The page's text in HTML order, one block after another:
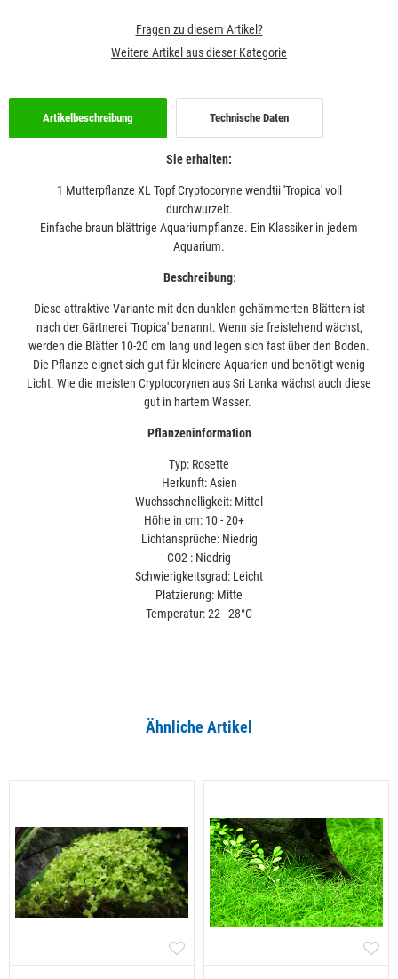
Fragen zu diesem Artikel?
Weitere Artikel aus dieser Kategorie
Artikelbeschreibung Technische Daten
Sie erhalten:
1 Mutterpflanze XL Topf Cryptocoryne wendtii 'Tropica' voll
durchwurzelt.
Einfache braun blättrige Aquariumpflanze. Ein Klassiker in jedem
Aquarium.
Beschreibung:
Diese attraktive Variante mit den dunklen gehämmerten Blättern ist
nach der Gärtnerei 'Tropica' benannt. Wenn sie freistehend wächst,
werden die Blätter 10-20 cm lang und legen sich fast über den Boden.
Die Pflanze eignet sich gut für kleinere Aquarien und benötigt wenig
Licht. Wie die meisten Cryptocorynen aus Sri Lanka wächst auch diese
gut in hartem Wasser.
Pflanzeninformation
Typ: Rosette
Herkunft: Asien
Wuchsschnelligkeit: Mittel
Höhe in cm: 10 - 20+
Lichtansprüche: Niedrig
CO2 : Niedrig
Schwierigkeitsgrad: Leicht
Platzierung: Mitte
Temperatur: 22 - 28°C
Ähnliche Artikel